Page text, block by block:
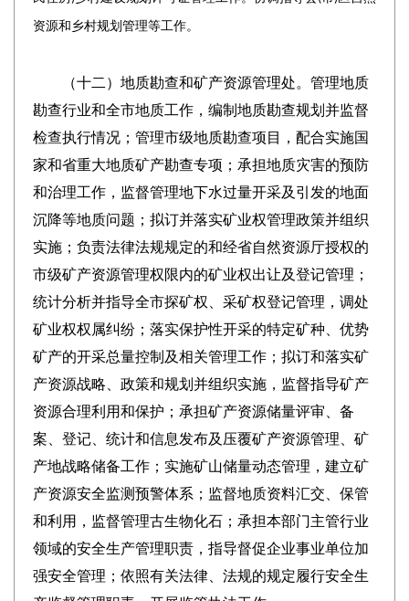
资源和乡村规划管理等工作。
（十二） 地质勘查和矿产资源管理处。管理地质
勘查行业和全市地质工作，编制地质勘查规划并监督
检查执行情况；管理市级地质勘查项目，配合实施国
家和省重大地质矿产勘查专项；承担地质灾害的预防
和治理工作，监督管理地下水过量开采及引发的地面
沉降等地质问题；拟订并落实矿业权管理政策并组织
实施；负责法律法规规定的和经省自然资源厅授权的
市级矿产资源管理权限内的矿业权出让及登记管理；
统计分析并指导全市探矿权、采矿权登记管理，调处
矿业权权属纠纷；落实保护性开采的特定矿种、优势
矿产的开采总量控制及相关管理工作；拟订和落实矿
产资源战略、政策和规划并组织实施，监督指导矿产
资源合理利用和保护；承担矿产资源储量评审、备
案、登记、统计和信息发布及压覆矿产资源管理、矿
产地战略储备工作；实施矿山储量动态管理，建立矿
产资源安全监测预警体系；监督地质资料汇交、保管
和利用，监督管理古生物化石；承担本部门主管行业
领域的安全生产管理职责，指导督促企业事业单位加
强安全管理；依照有关法律、法规的规定履行安全生